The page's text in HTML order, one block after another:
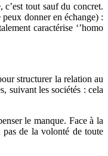
tout sauf du concret.
donner en échange) :
caractérise ‘’homo
structurer la relation au
suivant les sociétés : cela
le manque. Face à la
pas de la volonté de toute